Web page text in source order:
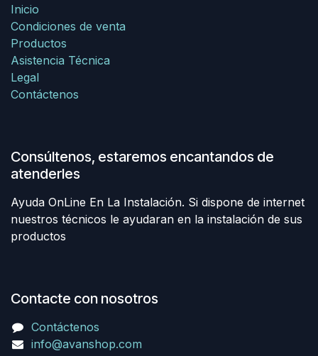
Inicio
Condiciones de venta
Productos
Asistencia Técnica
Legal
Contáctenos
Consúltenos, estaremos encantandos de
atenderles
Ayuda OnLine En La Instalación. Si dispone de internet
nuestros técnicos le ayudaran en la instalación de sus
productos
Contacte con nosotros
Contáctenos
info@avanshop.com